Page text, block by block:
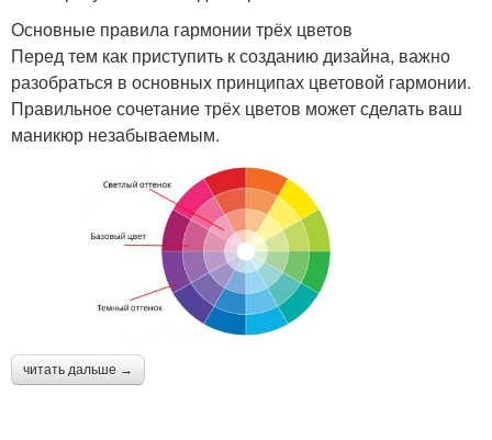
Основные правила гармонии трёх цветов
Перед тем как приступить к созданию дизайна, важно
разобраться в основных принципах цветовой гармонии.
Правильное сочетание трёх цветов может сделать ваш
маникюр незабываемым.
читать дальше →